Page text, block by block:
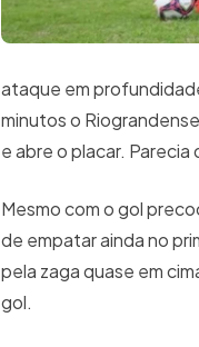
ataque em
minutos o
e abre o placar.
Mesmo com o gol
de empatar ainda no
pela zaga quase em
gol.